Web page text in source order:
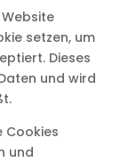
setzen, um
Dieses
und wird
Cookies
und